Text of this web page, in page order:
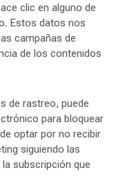
clic en alguno de
Estos datos nos
campañas de
de los contenidos
de rastreo, puede
para bloquear
optar por no recibir
siguiendo las
subscripción que